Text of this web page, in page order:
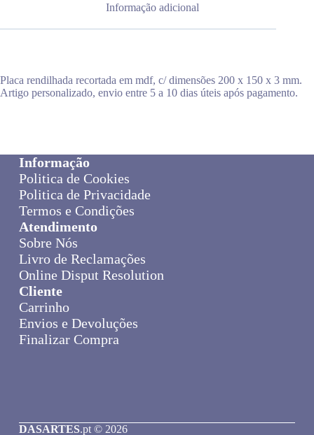
Informação adicional
Placa rendilhada recortada em mdf, c/ dimensões 200 x 150 x 3 mm.
Artigo personalizado, envio entre 5 a 10 dias úteis após pagamento.
Informação
Politica de Cookies
Politica de Privacidade
Termos e Condições
Atendimento
Sobre Nós
Livro de Reclamações
Online Disput Resolution
Cliente
Carrinho
Envios e Devoluções
Finalizar Compra
DASARTES.pt © 2026